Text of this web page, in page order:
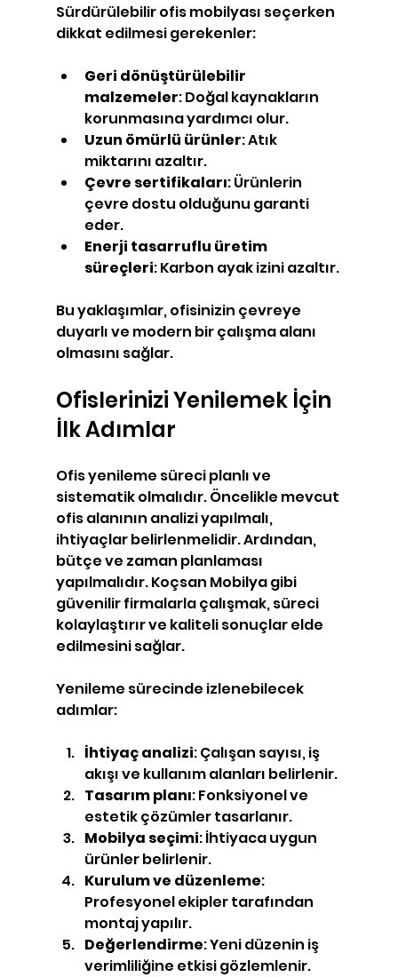
Sürdürülebilir ofis mobilyası seçerken
dikkat edilmesi gerekenler:
Geri dönüştürülebilir
malzemeler: Doğal kaynakların
korunmasına yardımcı olur.
Uzun ömürlü ürünler: Atık
miktarını azaltır.
Çevre sertifikaları: Ürünlerin
çevre dostu olduğunu garanti
eder.
Enerji tasarruflu üretim
süreçleri: Karbon ayak izini azaltır.
Bu yaklaşımlar, ofisinizin çevreye
duyarlı ve modern bir çalışma alanı
olmasını sağlar.
Ofislerinizi Yenilemek İçin
İlk Adımlar
Ofis yenileme süreci planlı ve
sistematik olmalıdır. Öncelikle mevcut
ofis alanının analizi yapılmalı,
ihtiyaçlar belirlenmelidir. Ardından,
bütçe ve zaman planlaması
yapılmalıdır. Koçsan Mobilya gibi
güvenilir firmalarla çalışmak, süreci
kolaylaştırır ve kaliteli sonuçlar elde
edilmesini sağlar.
Yenileme sürecinde izlenebilecek
adımlar:
İhtiyaç analizi: Çalışan sayısı, iş
akışı ve kullanım alanları belirlenir.
Tasarım planı: Fonksiyonel ve
estetik çözümler tasarlanır.
Mobilya seçimi: İhtiyaca uygun
ürünler belirlenir.
Kurulum ve düzenleme:
Profesyonel ekipler tarafından
montaj yapılır.
Değerlendirme: Yeni düzenin iş
verimliliğine etkisi gözlemlenir.